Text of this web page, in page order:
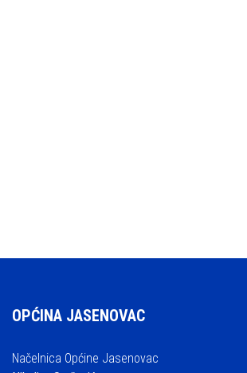
OPĆINA JASENOVAC
Načelnica Općine Jasenovac